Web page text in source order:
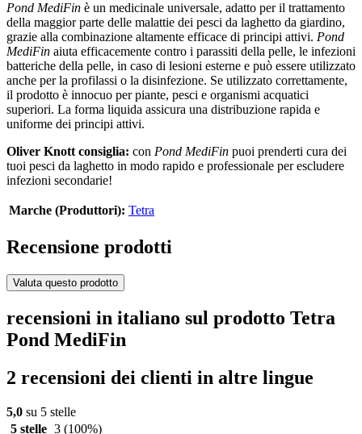
Pond MediFin è un medicinale universale, adatto per il trattamento
della maggior parte delle malattie dei pesci da laghetto da giardino,
grazie alla combinazione altamente efficace di principi attivi. Pond
MediFin aiuta efficacemente contro i parassiti della pelle, le infezioni
batteriche della pelle, in caso di lesioni esterne e può essere utilizzato
anche per la profilassi o la disinfezione. Se utilizzato correttamente,
il prodotto è innocuo per piante, pesci e organismi acquatici
superiori. La forma liquida assicura una distribuzione rapida e
uniforme dei principi attivi.
Oliver Knott consiglia: con Pond MediFin puoi prenderti cura dei
tuoi pesci da laghetto in modo rapido e professionale per escludere
infezioni secondarie!
Marche (Produttori): Tetra
Recensione prodotti
Valuta questo prodotto
recensioni in italiano sul prodotto Tetra
Pond MediFin
2 recensioni dei clienti in altre lingue
5,0 su 5 stelle
5 stelle 3 (100%)